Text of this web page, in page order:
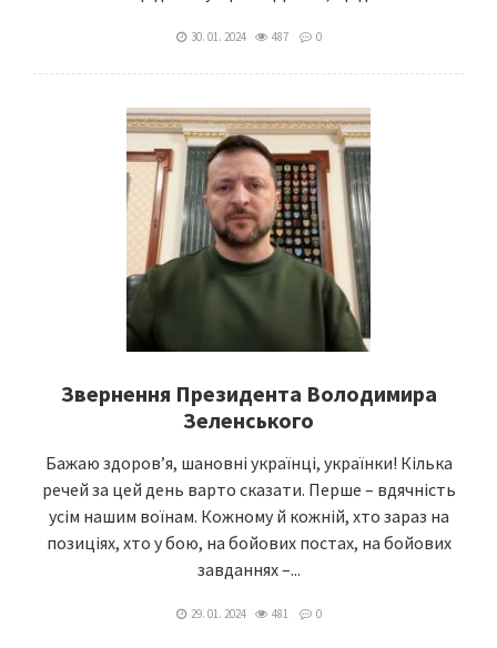
30. 01. 2024 487 0
Звернення Президента Володимира
Зеленського
Бажаю здоров’я, шановні українці, українки! Кілька
речей за цей день варто сказати. Перше – вдячність
усім нашим воїнам. Кожному й кожній, хто зараз на
позиціях, хто у бою, на бойових постах, на бойових
завданнях –...
29. 01. 2024 481 0